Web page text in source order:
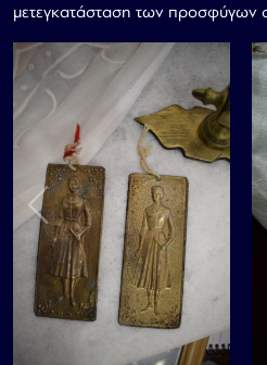
μετεγκατάσταση των προσφύγων